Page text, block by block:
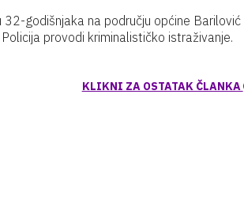
godišnjaka na području općine Barilović
provodi kriminalističko istraživanje.
KLIKNI ZA OSTATAK ČLANKA